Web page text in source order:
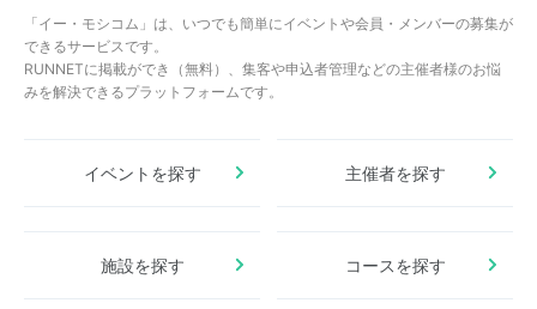
「イー・モシコム」は、いつでも簡単にイベントや会員・メンバーの募集が
できるサービスです。
RUNNETに掲載ができ（無料）、集客や申込者管理などの主催者様のお悩
みを解決できるプラットフォームです。
イベントを探す 主催者を探す
施設を探す コースを探す